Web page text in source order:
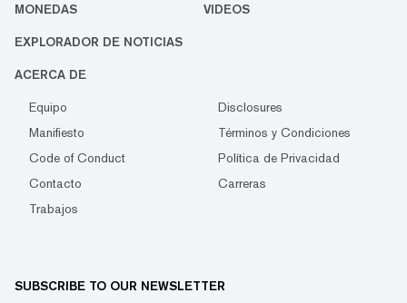
MONEDAS VIDEOS
EXPLORADOR DE NOTICIAS
ACERCA DE
Equipo
Disclosures
Manifiesto
Términos y Condiciones
Code of Conduct
Política de Privacidad
Contacto
Carreras
Trabajos
SUBSCRIBE TO OUR NEWSLETTER